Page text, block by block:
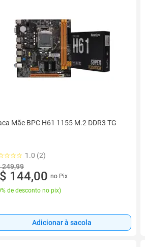
Mãe BPC H61 1155 M.2 DDR3 TG
1.0 (2)
249,99
144,00 no Pix
de desconto no pix)
Adicionar à sacola